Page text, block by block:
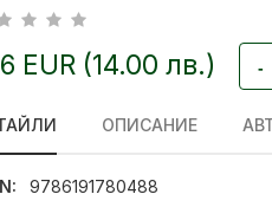
EUR (14.00 лв.) -
ОПИСАНИЕ
9786191780488